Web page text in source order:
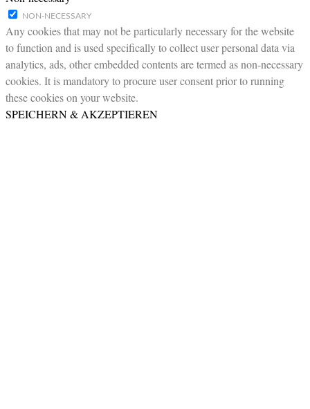
NON-NECESSARY
Any cookies that may not be particularly necessary for the website
to function and is used specifically to collect user personal data via
analytics, ads, other embedded contents are termed as non-necessary
cookies. It is mandatory to procure user consent prior to running
these cookies on your website.
SPEICHERN & AKZEPTIEREN